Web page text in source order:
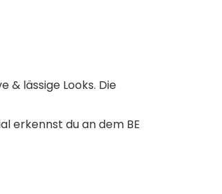
& lässige Looks. Die
erkennst du an dem BE